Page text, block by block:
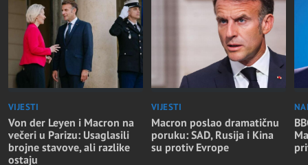
VIJESTI
Von der Leyen i Macron na
večeri u Parizu: Usaglasili
brojne stavove, ali razlike
ostaju
VIJESTI
Macron poslao dramatičnu
poruku: SAD, Rusija i Kina
su protiv Evrope